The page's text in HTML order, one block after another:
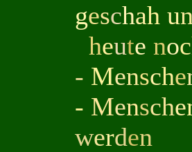
geschah u
heute noc
- Mensche
- Mensche
werden